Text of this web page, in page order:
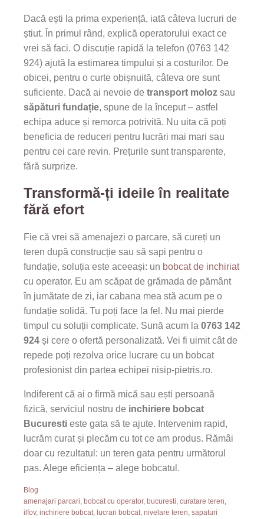
Dacă ești la prima experiență, iată câteva lucruri de
știut. În primul rând, explică operatorului exact ce
vrei să faci. O discuție rapidă la telefon (0763 142
924) ajută la estimarea timpului și a costurilor. De
obicei, pentru o curte obișnuită, câteva ore sunt
suficiente. Dacă ai nevoie de transport moloz sau
săpături fundație, spune de la început – astfel
echipa aduce și remorca potrivită. Nu uita că poți
beneficia de reduceri pentru lucrări mai mari sau
pentru cei care revin. Prețurile sunt transparente,
fără surprize.
Transformă-ți ideile în realitate
fără efort
Fie că vrei să amenajezi o parcare, să cureți un
teren după construcție sau să sapi pentru o
fundație, soluția este aceeași: un bobcat de inchiriat
cu operator. Eu am scăpat de grămada de pământ
în jumătate de zi, iar cabana mea stă acum pe o
fundație solidă. Tu poți face la fel. Nu mai pierde
timpul cu soluții complicate. Sună acum la 0763 142
924 și cere o ofertă personalizată. Vei fi uimit cât de
repede poți rezolva orice lucrare cu un bobcat
profesionist din partea echipei nisip-pietris.ro.
Indiferent că ai o firmă mică sau ești persoană
fizică, serviciul nostru de inchiriere bobcat
Bucuresti este gata să te ajute. Intervenim rapid,
lucrăm curat și plecăm cu tot ce am produs. Rămâi
doar cu rezultatul: un teren gata pentru următorul
pas. Alege eficiența – alege bobcatul.
Blog
amenajari parcari, bobcat cu operator, bucuresti, curatare teren,
ilfov, inchiriere bobcat, lucrari bobcat, nivelare teren, sapaturi